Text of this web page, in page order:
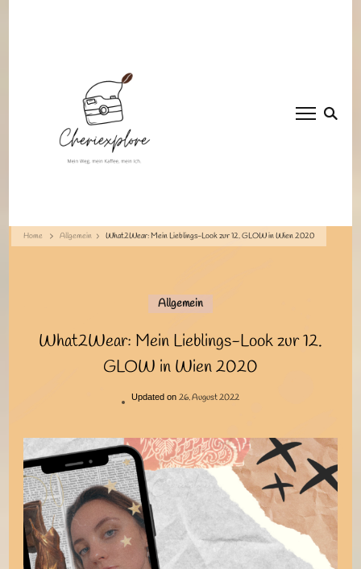
Home Allgemein What2Wear: Mein Lieblings-Look zur 12. GLOW in Wien 2020
Allgemein
What2Wear: Mein Lieblings-Look zur 12.
GLOW in Wien 2020
Updated on 26. August 2022